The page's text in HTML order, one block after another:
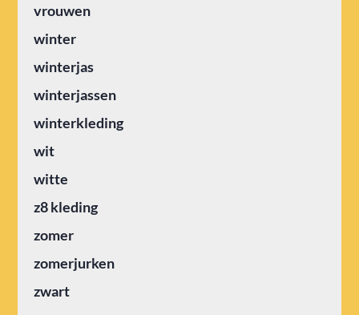
vrouwen
winter
winterjas
winterjassen
winterkleding
wit
witte
z8 kleding
zomer
zomerjurken
zwart